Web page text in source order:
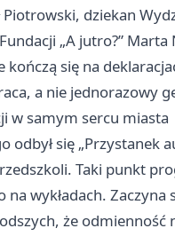
dziekan
„A jutro?” Marta
się na
a nie jednorazowy
w samym sercu miasta
odbył się „Przystanek
Taki punkt
wykładach.
że